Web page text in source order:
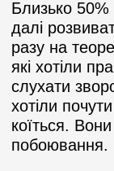
Близько 50%
далі
разу на
які хотіли
слухати
хотіли
коїться.
побоювання.